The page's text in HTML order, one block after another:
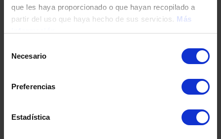
que les haya proporcionado o que hayan recopilado a
partir del uso que haya hecho de sus servicios. Más
Necesario
Preferencias
Estadística
DNI / Pasaporte / NIE